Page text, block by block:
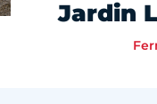
Jardin